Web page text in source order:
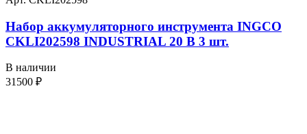
Набор аккумуляторного инструмента INGCO
CKLI202598 INDUSTRIAL 20 В 3 шт.
В наличии
31500 ₽